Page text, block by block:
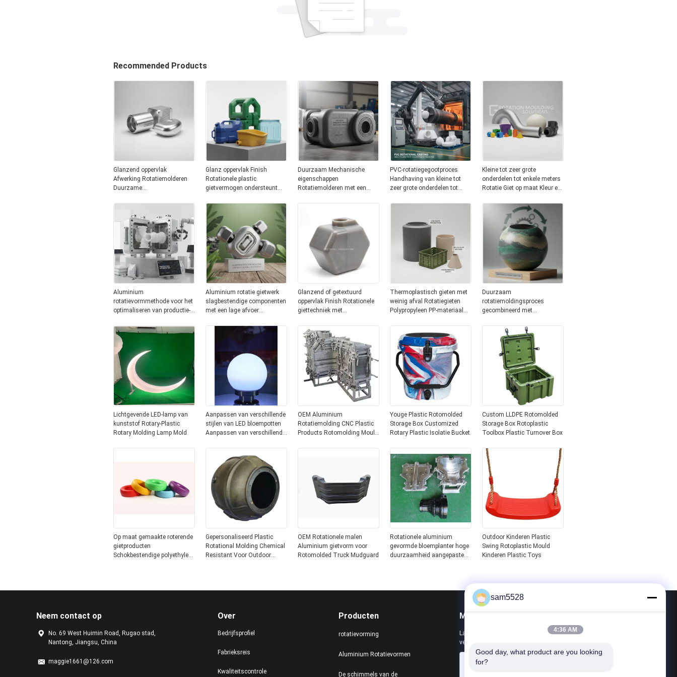
Recommended Products
Glanzend oppervlak
Afwerking Rotatiemolderen
Duurzame
mechanische eigenschappen
te voldoen
Glanz oppervlak Finish
Rotationele plastic
gietvermogen ondersteunt
langdurige
kunststofproducten
Duurzaam Mechanische
eigenschappen
Rotatiemolderen met een
PVC-rotatiegegootproces
Handhaving van kleine tot
zeer grote onderdelen tot
fabricage van holle
Kleine tot zeer grote
onderdelen tot enkele meters
Rotatie Giet op maat Kleur en
Shaping Mode-oplossingen
Aluminium
rotatievormmethode voor het
optimaliseren van productie-
bij de fabricage van
kunststofonderdelen
Aluminium rotatie gietwerk
slagbestendige componenten
met een lage afvoer
Glanzend of getextuurd
oppervlak Finish Rotationele
giettechniek met
4mm-8mm zorgen voor
consistent kunststof deel
Thermoplastisch gieten met
weinig afval Rotatiegieten
Polypropyleen PP-materiaal
Duurzaam
rotatiemoldingsproces
gecombineerd met
milieuvriendelijk en productief
Lichtgevende LED-lamp van
kunststof Rotary-Plastic
Rotary Molding Lamp Mold
Aanpassen van verschillende
stijlen van LED bloempotten
Aanpassen van verschillende
OEM Aluminium
Rotatiemolding CNC Plastic
Products Rotomolding Mould
Youge Plastic Rotomolded
Storage Box Customized
Rotary Plastic Isolatie Bucket
Custom LLDPE Rotomolded
Storage Box Rotoplastic
Toolbox Plastic Turnover Box
Op maat gemaakte roterende
gietproducten
Schokbestendige polyethyleen
Gepersonaliseerd Plastic
Rotational Molding Chemical
Resistant Voor Outdoor
OEM Rotationele malen
Aluminium gietvorm voor
Rotomolded Truck Mudguard
Rotationele aluminium
gevormde bloemplanter hoge
duurzaamheid aangepaste
Outdoor Kinderen Plastic
Swing Rotoplastic Mould
Kinderen Plastic Toys
Neem contact op
No. 69 West Huimin Road, Rugao stad,
Nantong, Jiangsu, China
maggie1661@126.com
Over
Bedrijfsprofiel
Fabrieksreis
Kwaliteitscontrole
Producten
rotatievorming
Aluminium Rotatievormen
De schimmels van de
Mail ons
Laat ons uw vereiste weten. We zullen de beste producten met u
verbinden.
sam5528
4:36 AM
Good day, what product are you looking
for?